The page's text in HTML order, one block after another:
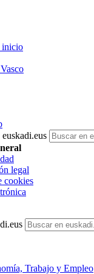
inicio
legal
cookies
Trabajo y Empleo